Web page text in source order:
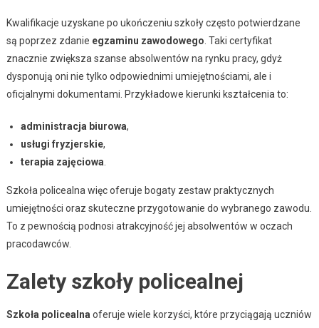
Kwalifikacje uzyskane po ukończeniu szkoły często potwierdzane
są poprzez zdanie egzaminu zawodowego. Taki certyfikat
znacznie zwiększa szanse absolwentów na rynku pracy, gdyż
dysponują oni nie tylko odpowiednimi umiejętnościami, ale i
oficjalnymi dokumentami. Przykładowe kierunki kształcenia to:
administracja biurowa,
usługi fryzjerskie,
terapia zajęciowa.
Szkoła policealna więc oferuje bogaty zestaw praktycznych
umiejętności oraz skuteczne przygotowanie do wybranego zawodu.
To z pewnością podnosi atrakcyjność jej absolwentów w oczach
pracodawców.
Zalety szkoły policealnej
Szkoła policealnaoferuje wiele korzyści, które przyciągają uczniów